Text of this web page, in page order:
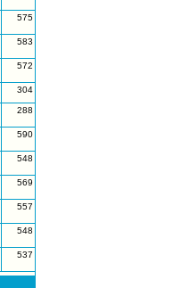
575
583
572
304
288
590
548
569
557
548
537